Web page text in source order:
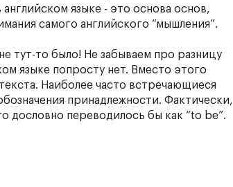
языке - это основа основ,
самого английского “мышления”.
тут-то было! Не забываем про разницу
языке попросту нет. Вместо этого
Наиболее часто встречающиеся
принадлежности. Фактически,
дословно переводилось бы как “to be”.